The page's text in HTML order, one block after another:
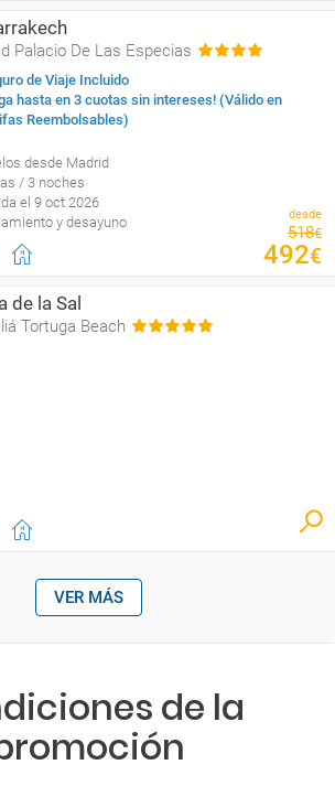
Palacio De Las Especias
de Viaje Incluido
hasta en 3 cuotas sin intereses! (Válido en
Reembolsables)
desde Madrid
/ 3 noches
el 9 oct 2026
y desayuno
desde
518€
492€
de la Sal
Tortuga Beach
VER MÁS
de la